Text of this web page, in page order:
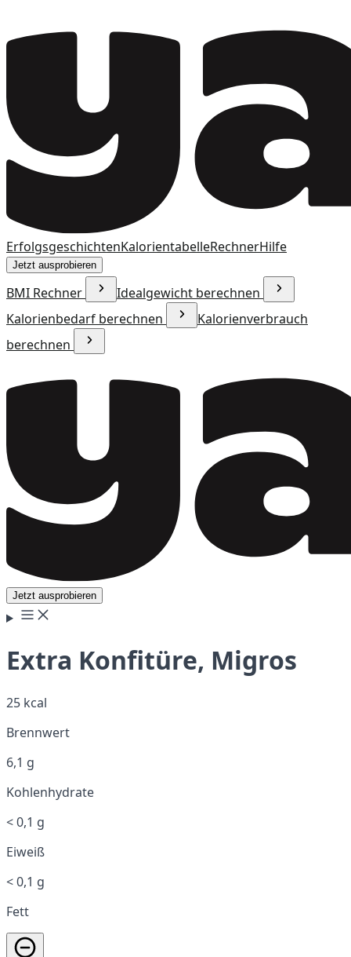
ErfolgsgeschichtenKalorientabelleRechnerHilfe
Jetzt ausprobieren
BMI Rechner
Idealgewicht berechnen
Kalorienbedarf berechnen
Kalorienverbrauch
berechnen
Jetzt ausprobieren
Extra Konfitüre, Migros
25 kcal
Brennwert
6,1 g
Kohlenhydrate
< 0,1 g
Eiweiß
< 0,1 g
Fett